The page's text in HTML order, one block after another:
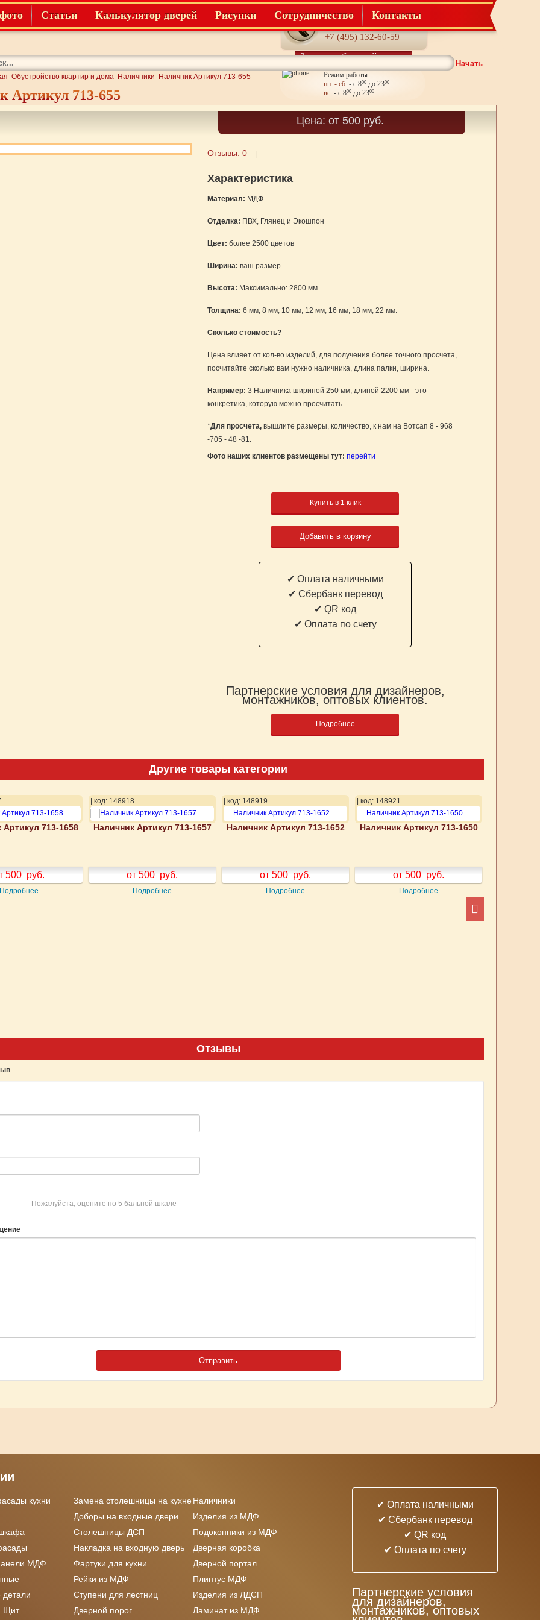
Телефон:
+7 (495) 132-60-59
Заказать обратный звонок
Режим работы:
пн. - сб. - с 800до 2300
вс. - с 800до 2300
Корзина
Статьи Калькулятор дверей Рисунки Сотрудничество Контакты
Начать
Обустройство квартир и дома Наличники Наличник Артикул 713-655
Артикул 713-655
Цена: от 500 руб.
Отзывы:0
Характеристика
Материал: МДФ
Отделка: ПВХ, Глянец и Экошпон
Цвет: более 2500 цветов
Ширина: ваш размер
Высота: Максимально: 2800 мм
Толщина: 6 мм, 8 мм, 10 мм, 12 мм, 16 мм, 18 мм, 22 мм.
Сколько стоимость?
Цена влияет от кол-во изделий, для получения более точного просчета,
посчитайте сколько вам нужно наличника, длина палки, ширина.
Например: 3 Наличника шириной 250 мм, длиной 2200 мм - это
конкретика, которую можно просчитать
*Для просчета, вышлите размеры, количество, к нам на Вотсап 8 - 968
-705 - 48 -81.
Фото наших клиентов размещены тут: перейти
Купить в 1 клик
Добавить в корзину
✔ Оплата наличными
✔ Cбербанк перевод
✔ QR код
✔ Оплата по счету
Партнерские условия для дизайнеров,
монтажников, оптовых клиентов.
Подробнее
Другие товары категории
Артикул 713-1658
500 руб.
Подробнее
| код: 148918
Наличник Артикул 713-1657
от 500 руб.
Подробнее
| код: 148919
Наличник Артикул 713-1652
от 500 руб.
Подробнее
| код: 148921
Наличник Артикул 713-1650
от 500 руб.
Подробнее
Отзывы
Пожалуйста, оцените по 5 бальной шкале
кухни Замена столешницы на кухне Наличники
Доборы на входные двери
Изделия из МДФ
Столешницы ДСП
Подоконники из МДФ
Накладка на входную дверь
Дверная коробка
МДФ
Фартуки для кухни
Дверной портал
Рейки из МДФ
Плинтус МДФ
Ступени для лестниц
Изделия из ЛДСП
Щит
Дверной порог Ламинат из МДФ
✔ Оплата наличными
✔ Cбербанк перевод
✔ QR код
✔ Оплата по счету
Партнерские условия
для дизайнеров,
монтажников, оптовых